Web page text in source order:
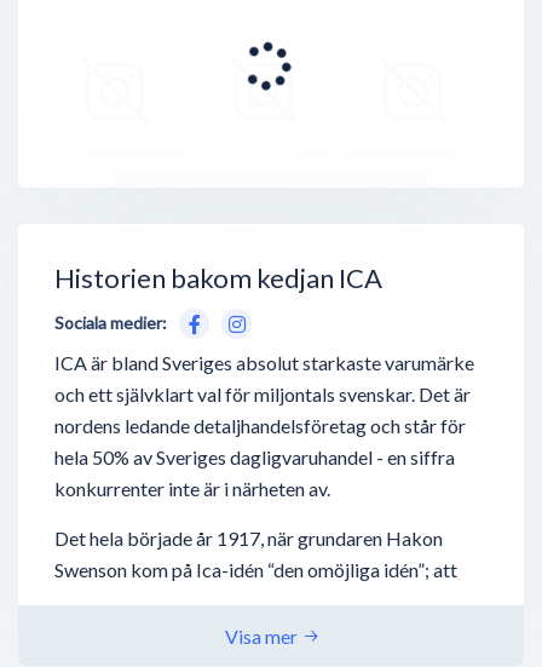
Historien bakom kedjan ICA
Sociala medier:
ICA är bland Sveriges absolut starkaste varumärke
och ett självklart val för miljontals svenskar. Det är
nordens ledande detaljhandelsföretag och står för
hela 50% av Sveriges dagligvaruhandel - en siffra
konkurrenter inte är i närheten av.
Det hela började år 1917, när grundaren Hakon
Swenson kom på Ica-idén “den omöjliga idén”; att
låta småhandlare fortsätta med deras verksamheter
- men ta nytta av vad en stor verksamhet kan bidra
Visa mer